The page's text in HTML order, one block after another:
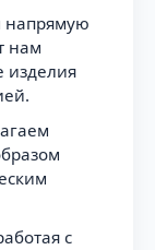
напрямую
нам
изделия
с